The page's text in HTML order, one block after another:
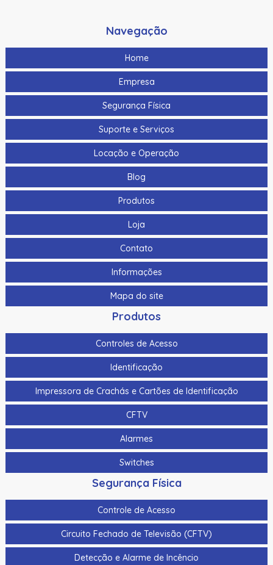
Navegação
Home
Empresa
Segurança Física
Suporte e Serviços
Locação e Operação
Blog
Produtos
Loja
Contato
Informações
Mapa do site
Produtos
Controles de Acesso
Identificação
Impressora de Crachás e Cartões de Identificação
CFTV
Alarmes
Switches
Segurança Física
Controle de Acesso
Circuito Fechado de Televisão (CFTV)
Detecção e Alarme de Incêncio